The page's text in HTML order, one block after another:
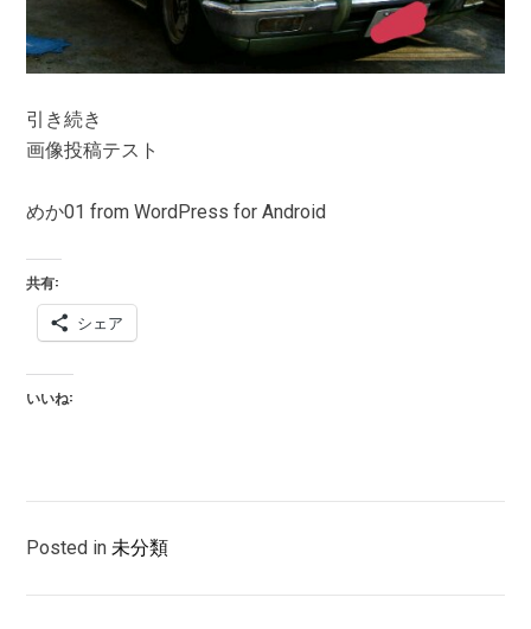
引き続き
画像投稿テスト
めか01 from WordPress for Android
共有:
シェア
いいね:
Posted in未分類